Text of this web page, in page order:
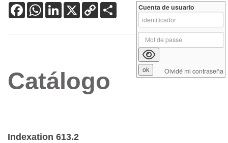
FacebookWhatsApp
LinkedIn
X Copy
Link
Catálogo
Indexation 613.2
Cuenta de usuario
Olvidé mi contraseña